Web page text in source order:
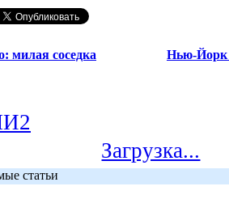
милая соседка
Нью-Йорк
Загрузка...
статьи